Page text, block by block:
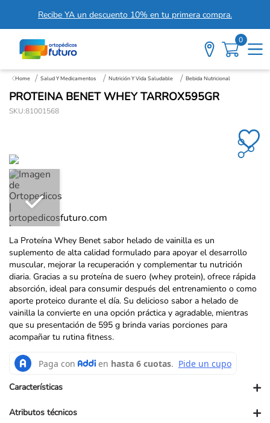
Recibe YA un descuento 10% en tu primera compra.
0
Salud Y Medicamentos Nutrición Y Vida Saludable Bebida Nutricional
PROTEINA BENET WHEY TARROX595GR
SKU:81001568
La Proteína Whey Benet sabor helado de vainilla es un
suplemento de alta calidad formulado para apoyar el desarrollo
muscular, mejorar la recuperación y complementar tu nutrición
diaria. Gracias a su proteína de suero (whey protein), ofrece rápida
absorción, ideal para consumir después del entrenamiento o como
aporte proteico durante el día. Su delicioso sabor a helado de
vainilla la convierte en una opción práctica y agradable, mientras
que su presentación de 595 g brinda varias porciones para
acompañar tu rutina fitness.
Características +
Atributos técnicos +